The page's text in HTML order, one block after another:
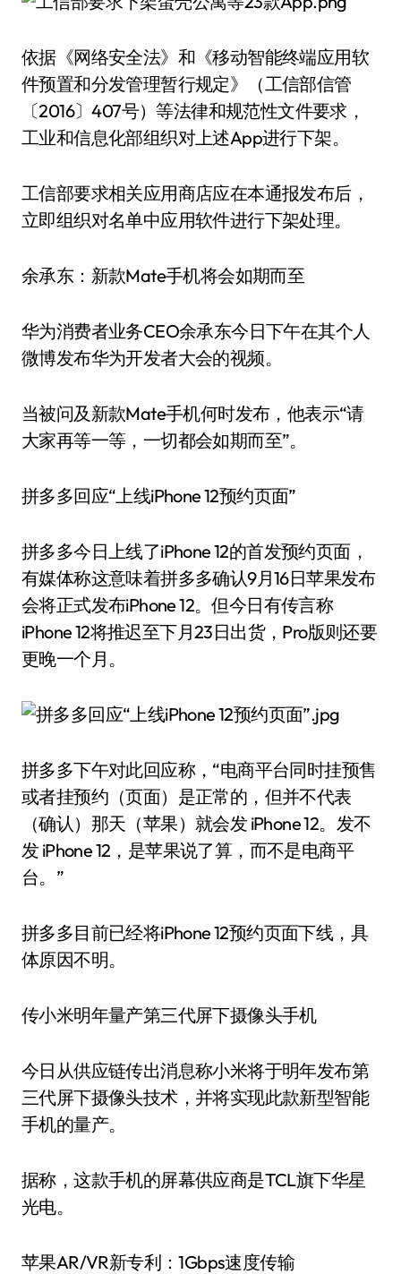
依据《网络安全法》和《移动智能终端应用软
件预置和分发管理暂行规定》（工信部信管
〔2016〕407号）等法律和规范性文件要求，
工业和信息化部组织对上述App进行下架。
工信部要求相关应用商店应在本通报发布后，
立即组织对名单中应用软件进行下架处理。
余承东：新款Mate手机将会如期而至
华为消费者业务CEO余承东今日下午在其个人
微博发布华为开发者大会的视频。
当被问及新款Mate手机何时发布，他表示“请
大家再等一等，一切都会如期而至”。
拼多多回应“上线iPhone 12预约页面”
拼多多今日上线了iPhone 12的首发预约页面，
有媒体称这意味着拼多多确认9月16日苹果发布
会将正式发布iPhone 12。但今日有传言称
iPhone 12将推迟至下月23日出货，Pro版则还要
更晚一个月。
拼多多下午对此回应称，“电商平台同时挂预售
或者挂预约（页面）是正常的，但并不代表
（确认）那天（苹果）就会发 iPhone 12。发不
发 iPhone 12，是苹果说了算，而不是电商平
台。”
拼多多目前已经将iPhone 12预约页面下线，具
体原因不明。
传小米明年量产第三代屏下摄像头手机
今日从供应链传出消息称小米将于明年发布第
三代屏下摄像头技术，并将实现此款新型智能
手机的量产。
据称，这款手机的屏幕供应商是TCL旗下华星
光电。
苹果AR/VR新专利：1Gbps速度传输